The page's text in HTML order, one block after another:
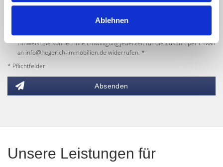
Ablehnen
Ich habe dieDatenschutzerklärungzur Kenntnis genommen. Ich stimme
elektronisch erhoben und gespeichert werden.
Hinweis: Sie können Ihre Einwilligung jederzeit für die Zukunft per E-Mail
an info@hegerich-immobilien.de widerrufen. *
* Pflichtfelder
Absenden
Unsere Leistungen für